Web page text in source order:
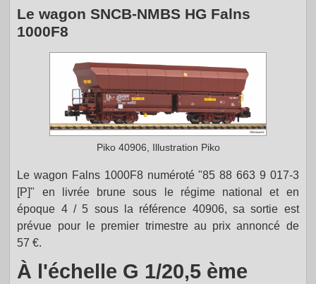
Le wagon SNCB-NMBS HG Falns
1000F8
Piko 40906, Illustration Piko
Le wagon Falns 1000F8 numéroté "85 88 663 9 017-3
[P]" en livrée brune sous le régime national et en
époque 4 / 5 sous la référence 40906, sa sortie est
prévue pour le premier trimestre au prix annoncé de
57 €.
À l'échelle G 1/20,5 ème